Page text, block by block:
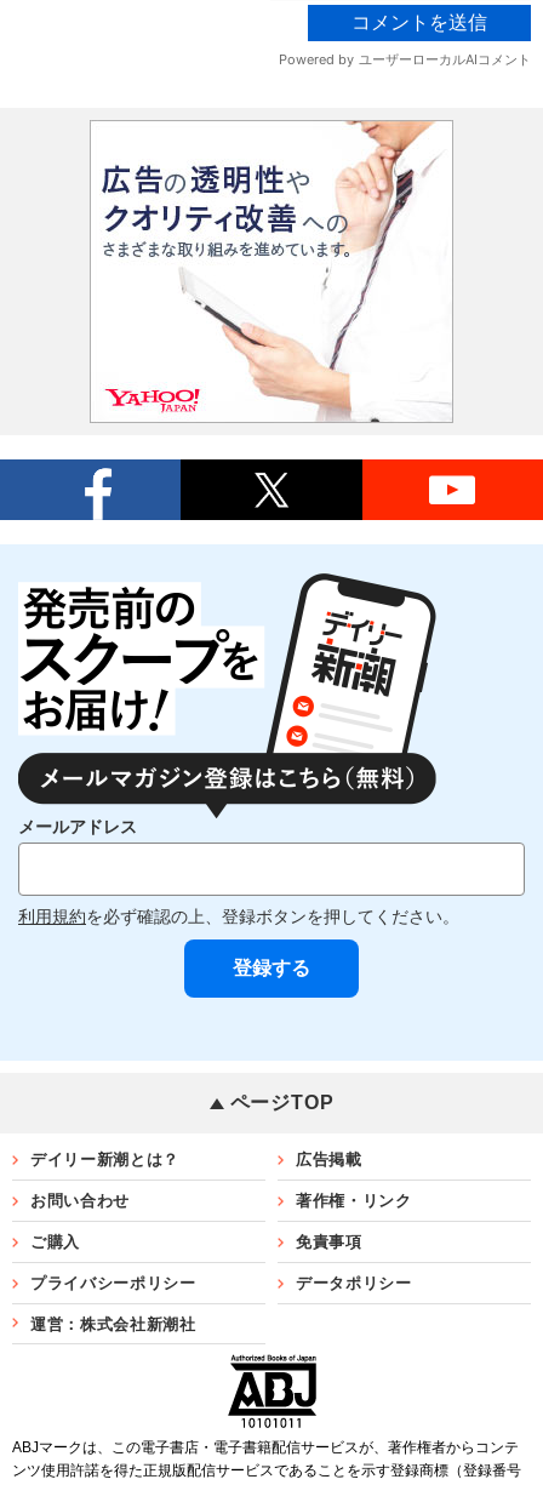
メールアドレス
利用規約を必ず確認の上、登録ボタンを押してください。
ページTOP
デイリー新潮とは？ 広告掲載
お問い合わせ 著作権・リンク
ご購入 免責事項
プライバシーポリシー データポリシー
運営：株式会社新潮社
ABJマークは、この電子書店・電子書籍配信サービスが、著作権者からコンテ
ンツ使用許諾を得た正規版配信サービスであることを示す登録商標（登録番号